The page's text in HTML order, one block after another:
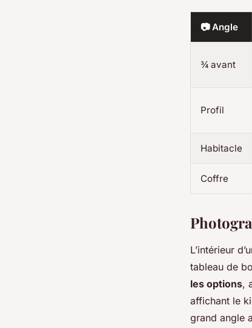
📷 Angle
¾ avant
Profil
Habitacle
Coffre
L’intérieur
tableau de
les options,
affichant le
grand angle